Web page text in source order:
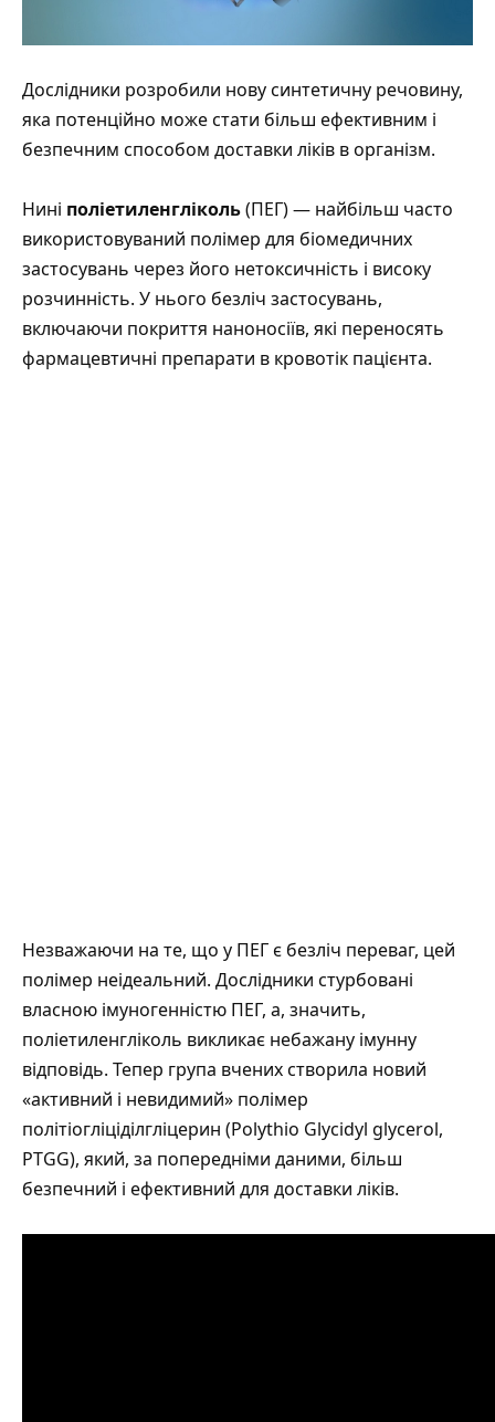
Дослідники розробили нову синтетичну речовину,
яка потенційно може стати більш ефективним і
безпечним способом доставки ліків в організм.
Нині поліетиленгліколь(ПЕГ) — найбільш часто
використовуваний полімер для біомедичних
застосувань через його нетоксичність і високу
розчинність. У нього безліч застосувань,
включаючи покриття наноносіїв, які переносять
фармацевтичні препарати в кровотік пацієнта.
Незважаючи на те, що у ПЕГ є безліч переваг, цей
полімер неідеальний. Дослідники стурбовані
власною імуногенністю ПЕГ, а, значить,
поліетиленгліколь викликає небажану імунну
відповідь. Тепер група вчених створила новий
«активний і невидимий» полімер
політіогліціділгліцерин (Polythio Glycidyl glycerol,
PTGG), який, за попередніми даними, більш
безпечний і ефективний для доставки ліків.